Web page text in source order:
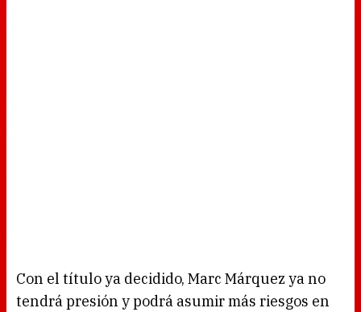
Con el título ya decidido, Marc Márquez ya no
tendrá presión y podrá asumir más riesgos en